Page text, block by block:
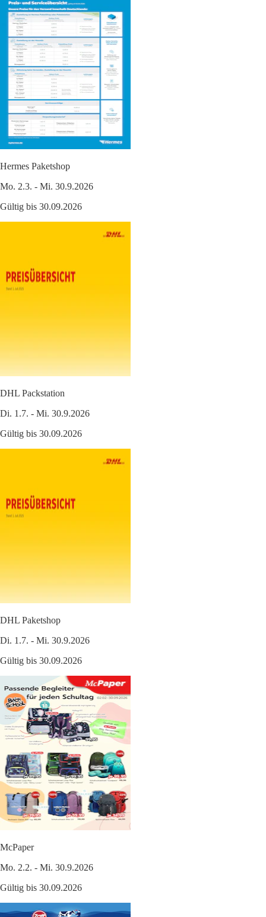
Hermes Paketshop
Mo. 2.3. - Mi. 30.9.2026
Gültig bis 30.09.2026
DHL Packstation
Di. 1.7. - Mi. 30.9.2026
Gültig bis 30.09.2026
DHL Paketshop
Di. 1.7. - Mi. 30.9.2026
Gültig bis 30.09.2026
McPaper
Mo. 2.2. - Mi. 30.9.2026
Gültig bis 30.09.2026